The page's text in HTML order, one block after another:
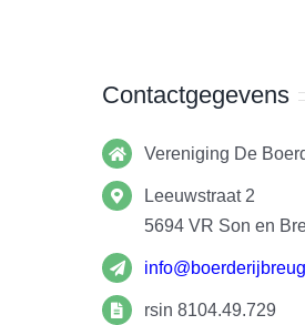
Contactgegevens
Vereniging De
Leeuwstraat 2
5694 VR Son en
rsin 8104.49.729